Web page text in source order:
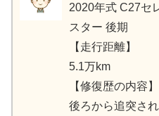
2020年式 C27セ
スター 後期
【走行距離】
5.1万km
【修復歴の内容】
後ろから追突さ